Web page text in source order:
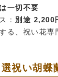
一切不要
： 別途 2,200
る、祝い花専
祝い胡蝶